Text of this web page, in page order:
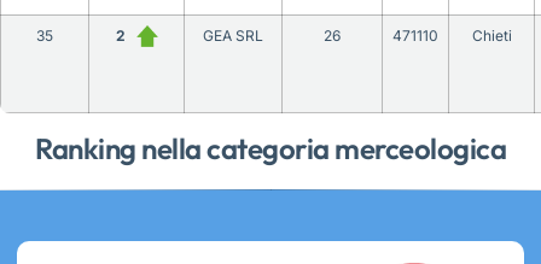
Ranking nella categoria merceologica
35 2 GEA SRL 26 471110 Chieti